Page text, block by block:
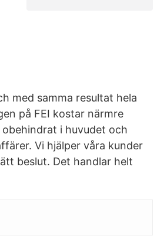
med samma resultat hela
på FEI kostar närmre
i huvudet och
Vi hjälper våra kunder
beslut. Det handlar helt